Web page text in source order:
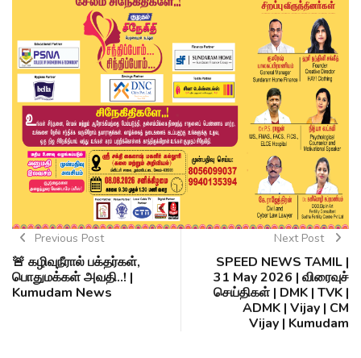
Previous Post
🚨 கழிவுநீரால் பக்தர்கள்,
பொதுமக்கள் அவதி..! |
Kumudam News
Next Post
SPEED NEWS TAMIL |
31 May 2026 | விரைவுச்
செய்திகள் | DMK | TVK |
ADMK | Vijay | CM
Vijay | Kumudam